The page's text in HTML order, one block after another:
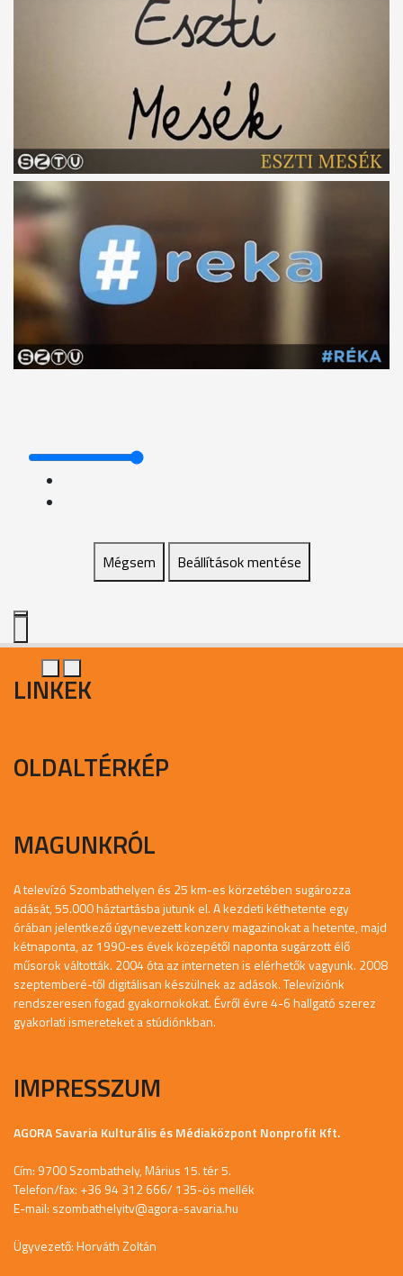
Mégsem Beállítások mentése
LINKEK
OLDALTÉRKÉP
MAGUNKRÓL
A televízó Szombathelyen és 25 km-es körzetében sugározza
adását, 55.000 háztartásba jutunk el. A kezdeti kéthetente egy
órában jelentkező úgynevezett konzerv magazinokat a hetente, majd
kétnaponta, az 1990-es évek közepétől naponta sugárzott élő
műsorok váltották. 2004 óta az interneten is elérhetők vagyunk. 2008
szeptemberé-től digitálisan készülnek az adások. Televíziónk
rendszeresen fogad gyakornokokat. Évről évre 4-6 hallgató szerez
gyakorlati ismereteket a stúdiónkban.
IMPRESSZUM
AGORA Savaria Kulturális és Médiaközpont Nonprofit Kft.
Cím: 9700 Szombathely, Márius 15. tér 5.
Telefon/fax: +36 94 312 666/ 135-ös mellék
E-mail: szombathelyitv@agora-savaria.hu
Ügyvezető: Horváth Zoltán